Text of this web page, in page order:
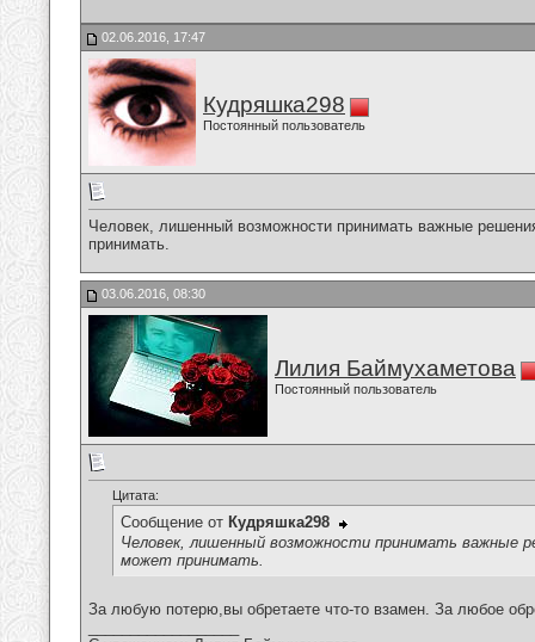
02.06.2016, 17:47
Кудряшка298
Постоянный пользователь
Человек, лишенный возможности принимать важные
принимать.
03.06.2016, 08:30
Лилия Баймухаметова
Постоянный пользователь
Цитата:
Сообщение от Кудряшка298
Человек, лишенный возможности принимать
может принимать.
За любую потерю,вы обретаете что-то взамен. За любое